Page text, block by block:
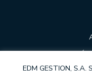
EDM GESTION, S.A.